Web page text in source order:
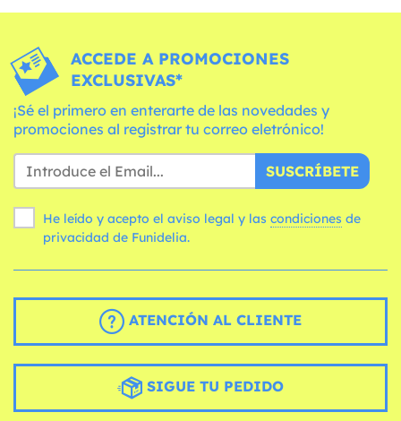
ACCEDE A PROMOCIONES
EXCLUSIVAS*
¡Sé el primero en enterarte de las novedades y
promociones al registrar tu correo eletrónico!
SUSCRÍBETE
He leído y acepto el aviso legal y las condiciones
privacidad de Funidelia.
ATENCIÓN AL CLIENTE
SIGUE TU PEDIDO